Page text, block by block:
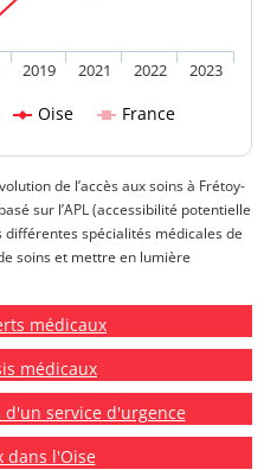
Oise France
2019 2021 2022 2023
de l’accès aux soins à Frétoy-
sur l’APL (accessibilité potentielle
différentes spécialités médicales de
soins et mettre en lumière
médicaux
médicaux
service d'urgence
dans l'Oise